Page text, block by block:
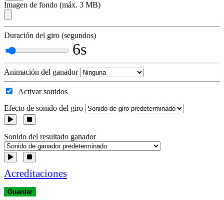
Imagen de fondo (máx. 3 MB)
Duración del giro (segundos)
6s
Animación del ganador
Activar sonidos
Efecto de sonido del giro
Sonido del resultado ganador
Acreditaciones
Guardar